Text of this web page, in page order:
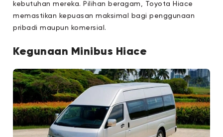
kebutuhan mereka. Pilihan beragam, Toyota Hiace
memastikan kepuasan maksimal bagi penggunaan
pribadi maupun komersial.
Kegunaan Minibus Hiace